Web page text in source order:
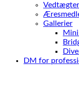
Vedtægter
Gallerier
DM for